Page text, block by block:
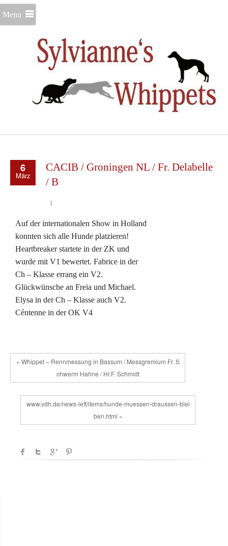
Menu
6
März
CACIB / Groningen NL / Fr. Delabelle
/ B
Auf der internationalen Show in Holland
konnten sich alle Hunde platzieren!
Heartbreaker startete in der ZK und
wurde mit V1 bewertet. Fabrice in der
Ch – Klasse errang ein V2.
Glückwünsche an Freia und Michael.
Elysa in der Ch – Klasse auch V2.
Céntenne in der OK V4
« Whippet – Rennmessung in Bassum / Messgremium Fr. S
chwerm Hahne / Hr.F. Schmidt
www.vdh.de/news-left/items/hunde-muessen-draussen-blei
ben.html »